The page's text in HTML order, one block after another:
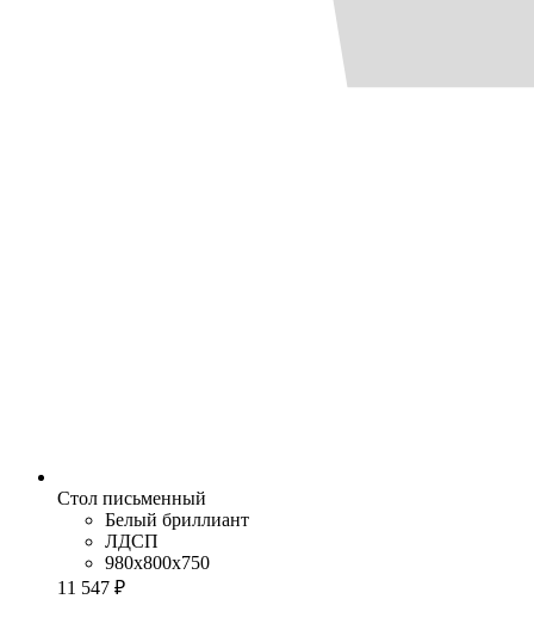
Стол письменный
Белый бриллиант
ЛДСП
980x800x750
11 547 ₽